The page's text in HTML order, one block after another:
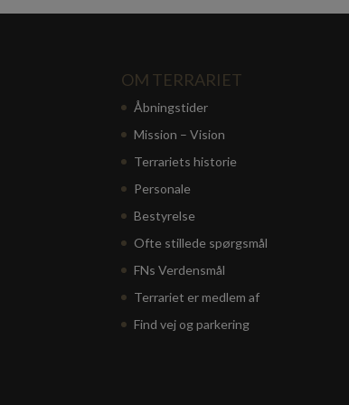
OM TERRARIET
Åbningstider
Mission – Vision
Terrariets historie
Personale
Bestyrelse
Ofte stillede spørgsmål
FNs Verdensmål
Terrariet er medlem af
Find vej og parkering